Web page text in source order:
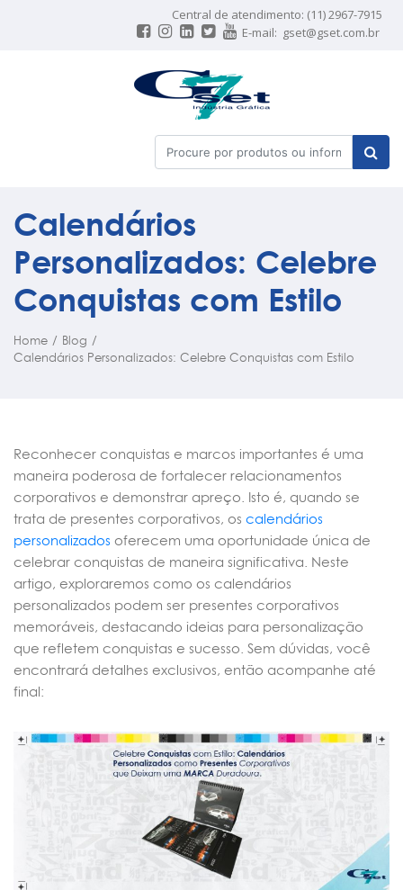
Central de atendimento: (11) 2967-7915
E-mail: gset@gset.com.br
Calendários
Personalizados: Celebre
Conquistas com Estilo
Home / Blog /
Calendários Personalizados: Celebre Conquistas com Estilo
Reconhecer conquistas e marcos importantes é uma
maneira poderosa de fortalecer relacionamentos
corporativos e demonstrar apreço. Isto é, quando se
trata de presentes corporativos, os calendários
personalizados oferecem uma oportunidade única de
celebrar conquistas de maneira significativa. Neste
artigo, exploraremos como os calendários
personalizados podem ser presentes corporativos
memoráveis, destacando ideias para personalização
que refletem conquistas e sucesso. Sem dúvidas, você
encontrará detalhes exclusivos, então acompanhe até
final: